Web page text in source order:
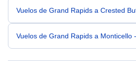
Vuelos de Grand Rapids a Crested
Vuelos de Grand Rapids a Monticello